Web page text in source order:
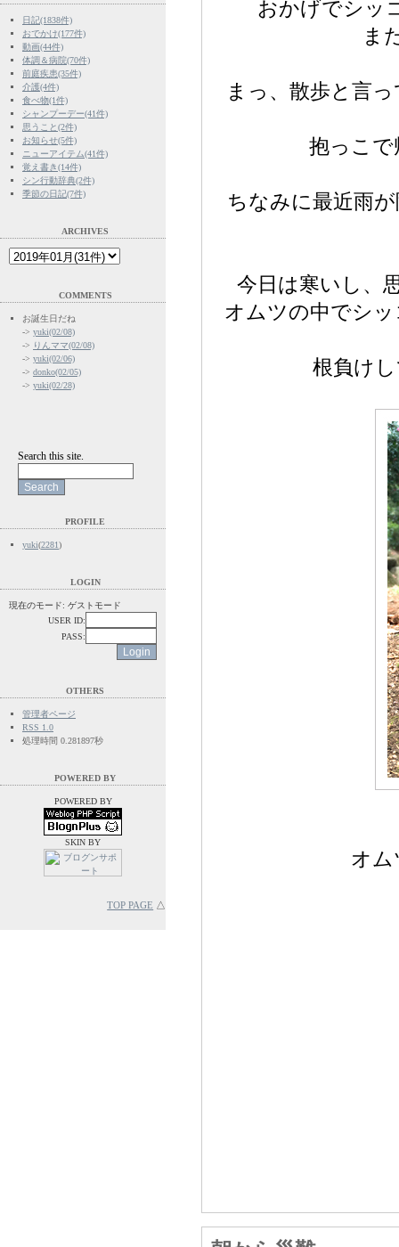
おかげでシッ
ま
まっ、散歩と言
抱っこ
ちなみに最近雨
今日は寒いし、
オムツの中でシ
根負け
オム
日記(1838件)
おでかけ(177件)
動画(44件)
体調＆病院(70件)
前庭疾患(35件)
介護(4件)
食べ物(1件)
シャンプーデー(41件)
思うこと(2件)
お知らせ(5件)
ニューアイテム(41件)
覚え書き(14件)
シン行動辞典(2件)
季節の日記(7件)
ARCHIVES
COMMENTS
お誕生日だね
-> yuki(02/08)
-> りんママ(02/08)
-> yuki(02/06)
-> donko(02/05)
-> yuki(02/28)
Search this site.
PROFILE
yuki(2281)
LOGIN
現在のモード: ゲストモード
USER ID:
PASS:
OTHERS
管理者ページ
RSS 1.0
処理時間 0.281897秒
POWERED BY
POWERED BY
SKIN BY
TOP PAGE △